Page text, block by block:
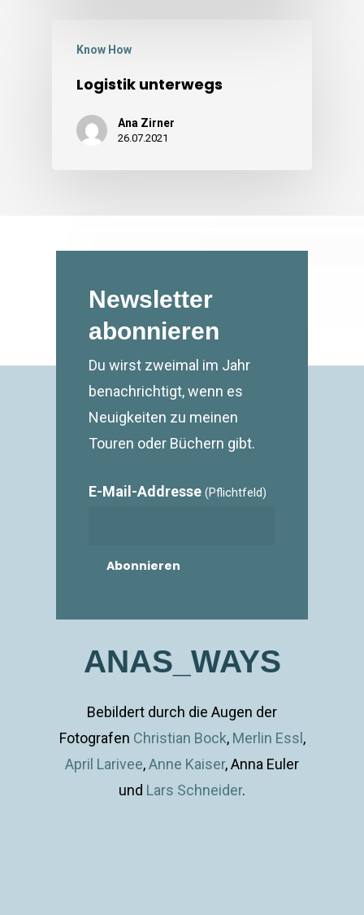
Know How
Logistik unterwegs
Ana Zirner
26.07.2021
Newsletter
abonnieren
Du wirst zweimal im Jahr
benachrichtigt, wenn es
Neuigkeiten zu meinen
Touren oder Büchern gibt.
E-Mail-Addresse (Pflichtfeld)
ANAS_WAYS
Bebildert durch die Augen der
Fotografen Christian Bock, Merlin Essl ,
April Larivee,Anne Kaiser, Anna Euler
und Lars Schneider.